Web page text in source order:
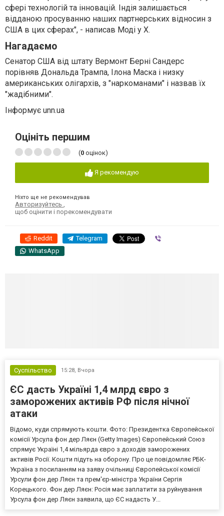
сфері технологій та інновацій. Індія залишається
відданою просуванню наших партнерських відносин з
США в цих сферах", - написав Моді у X.
Нагадаємо
Сенатор США від штату Вермонт Берні Сандерс
порівняв Дональда Трампа, Ілона Маска і низку
американських олігархів, з "наркоманами" і назвав їх
"жадібними".
Інформує unn.ua
Оцініть першим
(0 оцінок)
Я рекомендую
Ніхто ще не рекомендував
Авторизуйтесь ,
щоб оцінити і порекомендувати
Reddit Telegram
WhatsApp
Суспільство 15:28, Вчора
ЄС дасть Україні 1,4 млрд євро з
заморожених активів РФ після нічної
атаки
Відомо, куди спрямують кошти. Фото: Президентка Європейської
комісії Урсула фон дер Ляєн (Getty Images) Європейський Союз
спрямує Україні 1,4 мільярда євро з доходів заморожених
активів Росії. Кошти підуть на оборону. Про це повідомляє РБК-
Україна з посиланням на заяву очільниці Європейської комісії
Урсули фон дер Ляєн та прем'єр-міністра України Сергія
Корецького. Фон дер Ляєн: Росія має заплатити за руйнування
Урсула фон дер Ляєн заявила, що ЄС надасть У...